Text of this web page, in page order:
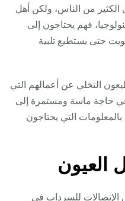
الكثير من الناس، ولكن أهل
فهم يحتاجون إلى
حتى يستطيع تلبية
التخلي عن أعمالهم التي
في حاجة ماسة ومستمرة إلى
التي يحتاجون
العيون
للسرداب في